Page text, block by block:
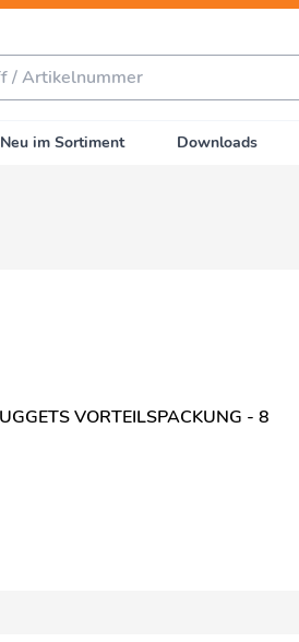
Neu im Sortiment Downloads